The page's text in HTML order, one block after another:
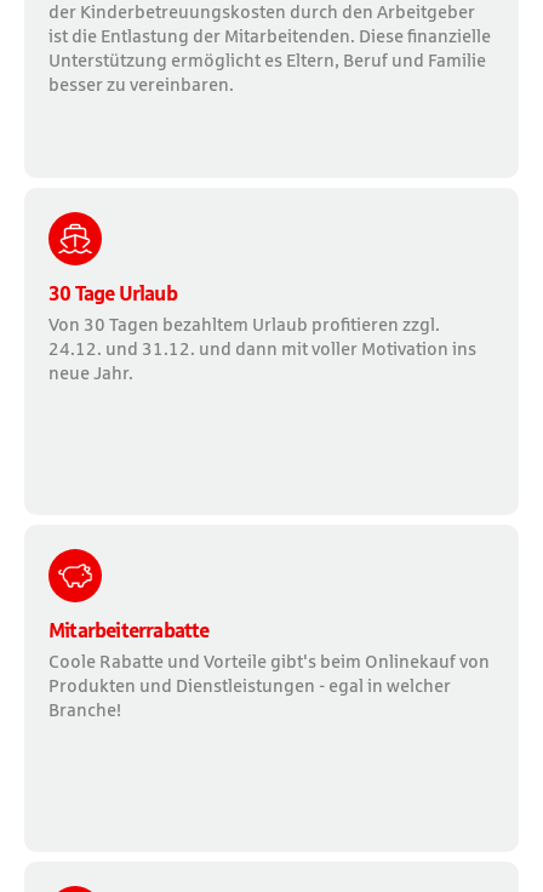
der Kinderbetreuungskosten durch den Arbeitgeber
ist die Entlastung der Mitarbeitenden. Diese finanzielle
Unterstützung ermöglicht es Eltern, Beruf und Familie
besser zu vereinbaren.
30 Tage Urlaub
Von 30 Tagen bezahltem Urlaub profitieren zzgl.
24.12. und 31.12. und dann mit voller Motivation ins
neue Jahr.
Mitarbeiterrabatte
Coole Rabatte und Vorteile gibt's beim Onlinekauf von
Produkten und Dienstleistungen - egal in welcher
Branche!